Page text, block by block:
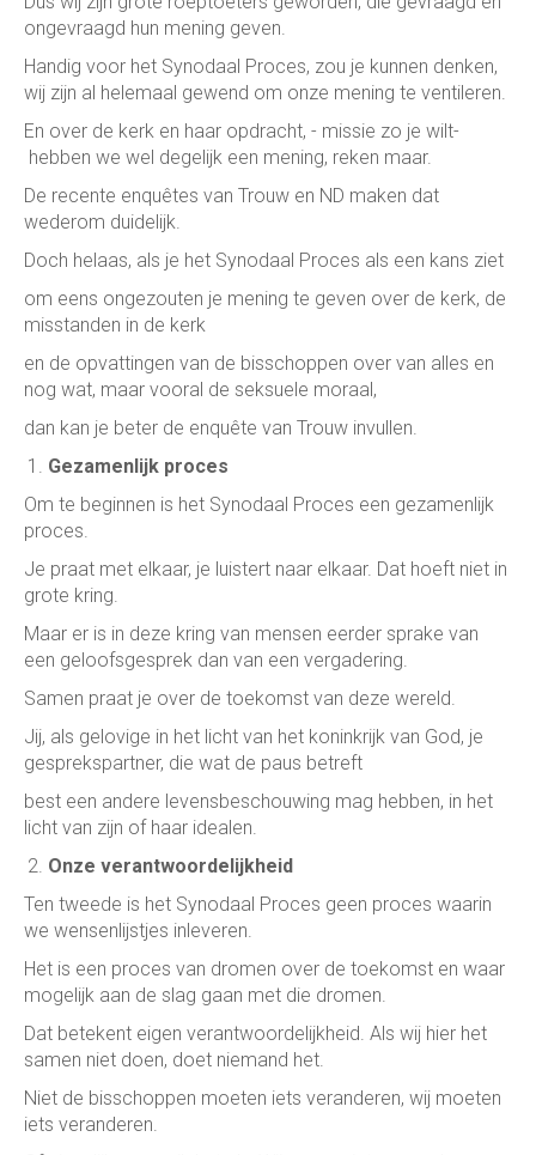
ongevraagd hun mening geven.
Handig voor het Synodaal Proces, zou je kunnen denken,
wij zijn al helemaal gewend om onze mening te ventileren.
En over de kerk en haar opdracht, - missie zo je wilt-
hebben we wel degelijk een mening, reken maar.
De recente enquêtes van Trouw en ND maken dat
wederom duidelijk.
Doch helaas, als je het Synodaal Proces als een kans ziet
om eens ongezouten je mening te geven over de kerk, de
misstanden in de kerk
en de opvattingen van de bisschoppen over van alles en
nog wat, maar vooral de seksuele moraal,
dan kan je beter de enquête van Trouw invullen.
Gezamenlijk proces
Om te beginnen is het Synodaal Proces een gezamenlijk
proces.
Je praat met elkaar, je luistert naar elkaar. Dat hoeft niet in
grote kring.
Maar er is in deze kring van mensen eerder sprake van
een geloofsgesprek dan van een vergadering.
Samen praat je over de toekomst van deze wereld.
Jij, als gelovige in het licht van het koninkrijk van God, je
gesprekspartner, die wat de paus betreft
best een andere levensbeschouwing mag hebben, in het
licht van zijn of haar idealen.
Onze verantwoordelijkheid
Ten tweede is het Synodaal Proces geen proces waarin
we wensenlijstjes inleveren.
Het is een proces van dromen over de toekomst en waar
mogelijk aan de slag gaan met die dromen.
Dat betekent eigen verantwoordelijkheid. Als wij hier het
samen niet doen, doet niemand het.
Niet de bisschoppen moeten iets veranderen, wij moeten
iets veranderen.